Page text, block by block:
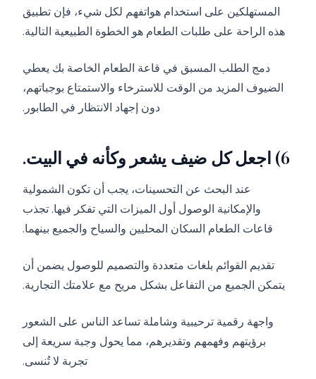
المستهلكين على استخدام هواتفهم لكل شيء، فإن تطبيق
هذه الراحة على طلبات الطعام هو الخطوة الطبيعية التالية.
دمج الطلب المسبق في قاعة الطعام الخاصة بك يعطي
الضيوف المزيد من الوقت للاسترخاء والاستمتاع بوجباتهم،
دون إجهاد الانتظار في الطابور.
6) اجعل كل ضيف يشعر وكأنه في البيت.
عند البحث عن التحسينات، يجب أن تكون الشمولية
والإمكانية الوصول أول الميزات التي تفكر فيها. تجذب
قاعات الطعام السكان المحليين والسياح والجميع بينهما.
تقديم القوائم بلغات متعددة والتصميم للوصول يضمن أن
يتمكن الجميع من التفاعل بشكل مريح مع علامتك التجارية.
واجهة رقمية ترحيبية وشاملة تساعد الناس على الشعور
برؤيتهم وفهمهم وتقديرهم، مما يحول وجبة سريعة إلى
تجربة لا تُنسى.